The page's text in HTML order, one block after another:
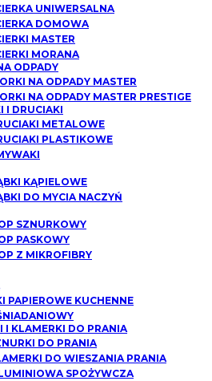
UNIWERSALNA
DOMOWA
MASTER
MORANA
ODPADY
NA ODPADY MASTER
NA ODPADY MASTER PRESTIGE
I DRUCIAKI
METALOWE
PLASTIKOWE
KĄPIELOWE
DO MYCIA NACZYŃ
SZNURKOWY
PASKOWY
Z MIKROFIBRY
PAPIEROWE KUCHENNE
I KLAMERKI DO PRANIA
DO PRANIA
DO WIESZANIA PRANIA
SPOŻYWCZA